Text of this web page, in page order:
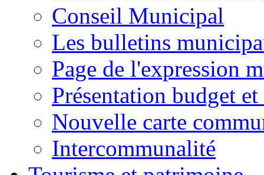
Conseil Municipal
Les bulletins
Page de l'expression
Présentation budget
Nouvelle carte
Intercommunalité